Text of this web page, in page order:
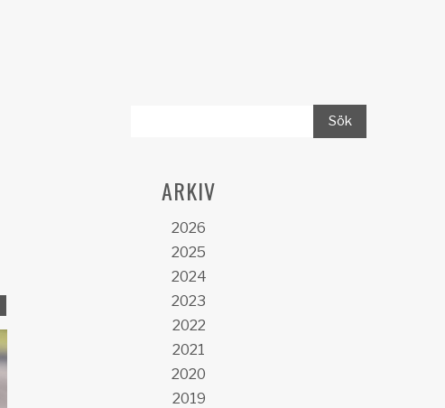
ARKIV
2026
2025
2024
2023
2022
2021
2020
2019